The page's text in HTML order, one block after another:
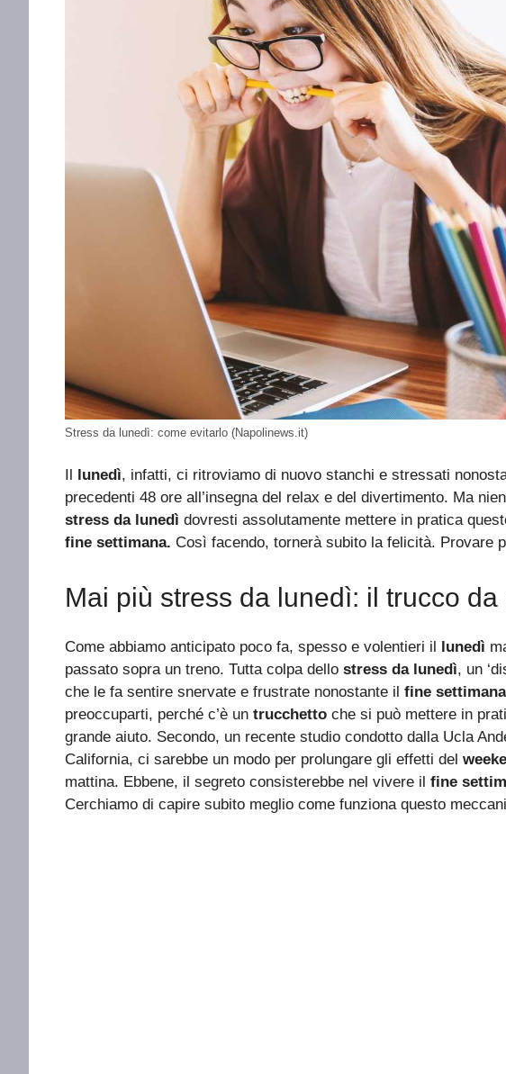
Stress da lunedì: come evitarlo (Napolinews.it)
Il lunedì, infatti, ci ritroviamo di nuovo stanchi e stressati
precedenti 48 ore all’insegna del relax e del divertimento. Ma
stress da lunedì dovresti assolutamente mettere in pratica
fine settimana. Così facendo, tornerà subito la felicità. Provare
Mai più stress da lunedì: il trucco
Come abbiamo anticipato poco fa, spesso e volentieri il lunedì
passato sopra un treno. Tutta colpa dello stress da lunedì, un
che le fa sentire snervate e frustrate nonostante il fine settimana
preoccuparti, perché c’è un trucchetto che si può mettere in
grande aiuto. Secondo, un recente studio condotto dalla Ucla
California, ci sarebbe un modo per prolungare gli effetti del
mattina. Ebbene, il segreto consisterebbe nel vivere il fine
Cerchiamo di capire subito meglio come funziona questo